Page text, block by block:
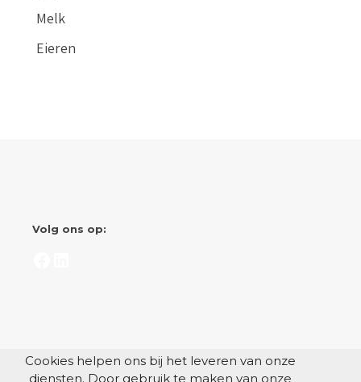
Melk
Eieren
Volg ons op:
Cookies helpen ons bij het leveren van onze
diensten. Door gebruik te maken van onze